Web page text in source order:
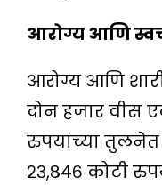
आरोग्य आणि
आरोग्य आणि
दोन हजार वीस
रुपयांच्या तुलनेत
२३,८४६ कोटी